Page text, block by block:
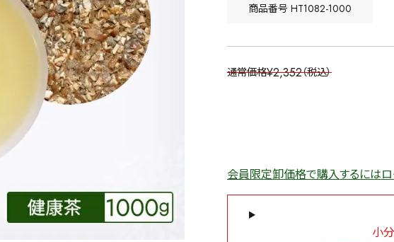
商品番号 HT1082-1000
通常価格¥2,352 税込
会員限定卸価格で購入するにはロ
小